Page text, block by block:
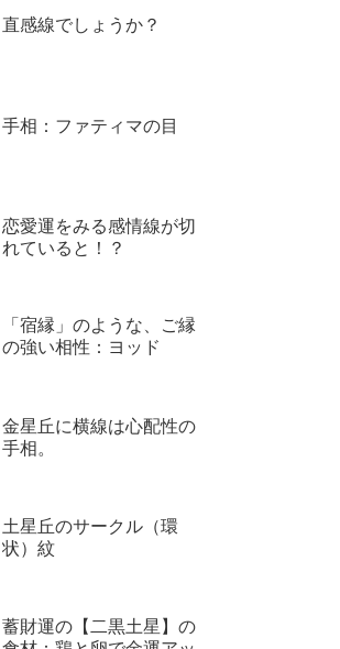
直感線でしょうか？
手相：ファティマの目
恋愛運をみる感情線が切
れていると！？
「宿縁」のような、ご縁
の強い相性：ヨッド
金星丘に横線は心配性の
手相。
土星丘のサークル（環
状）紋
蓄財運の【二黒土星】の